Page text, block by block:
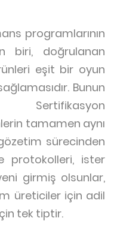
programlarının
biri, doğrulanan
eşit bir oyun
Bunun
tamamen aynı
sürecinden
protokolleri, ister
girmiş olsunlar,
üreticiler için adil
tek tiptir.